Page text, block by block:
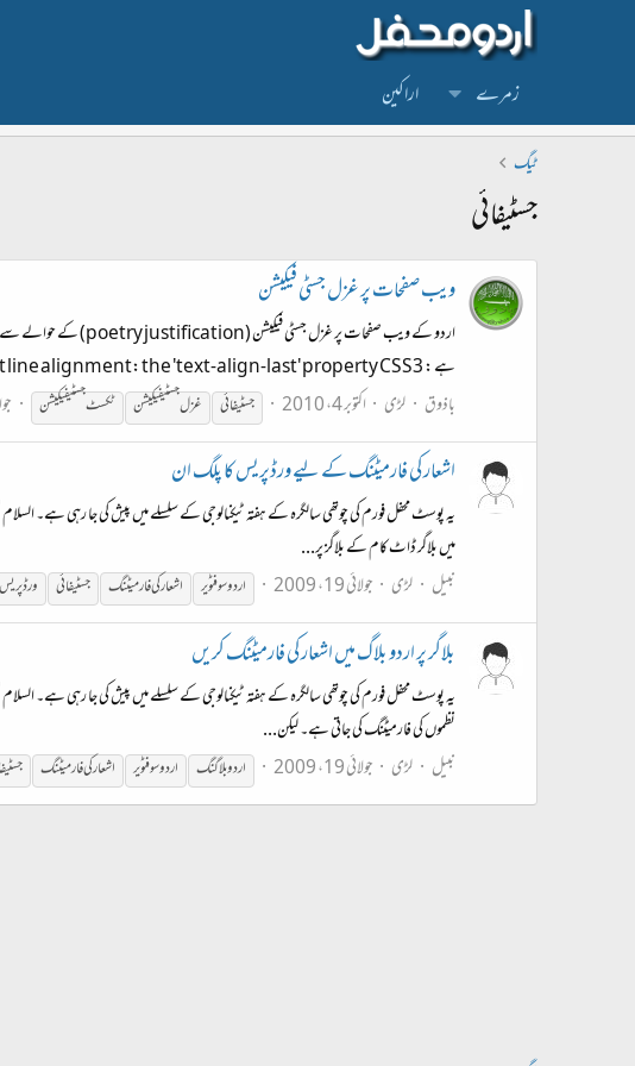
زمرے اراکین
ٹیگ
جسٹیفائی
ویب صفحات پر غزل جسٹی فیکیشن
ہے : Last line alignment: the 'text-align-last' property CSS3 کے اس کوڈ...
باذوق
لڑی اکتوبر 4، 2010 جسٹیفائی غزل جسٹیفیکیشن ٹکسٹ جسٹیفیکیشن
اشعار کی فارمیٹنگ کے لیے ورڈپریس کا پلگ ان
یہ پوسٹ محفل فورم کی چوتھی سالگرہ کے ہفتہ ٹیکنالوجی کے سلسلے میں پیش کی جا رہی ہے۔
میں بلاگر ڈاٹ کام کے بلاگز پر...
نبیل
لڑی جولائی 19، 2009 اردو سوفٹویر اشعار کی فارمیٹنگ جسٹیفائی
بلاگر پر اردو بلاگ میں اشعار کی فارمیٹنگ کریں
یہ پوسٹ محفل فورم کی چوتھی سالگرہ کے ہفتہ ٹیکنالوجی کے سلسلے میں پیش کی جا رہی ہے۔
نظموں کی فارمیٹنگ کی جاتی ہے۔ لیکن...
نبیل
لڑی جولائی 19، 2009 اردو بلاگنگ اردو سوفٹویر اشعار کی فارمیٹنگ